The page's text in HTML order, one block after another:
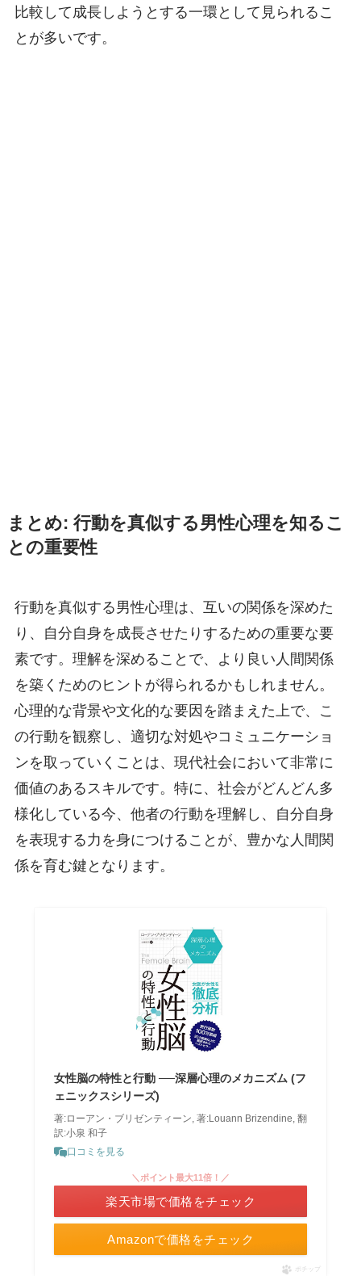
比較して成長しようとする一環として見られるこ
とが多いです。
まとめ: 行動を真似する男性心理を知るこ
との重要性
行動を真似する男性心理は、互いの関係を深めた
り、自分自身を成長させたりするための重要な要
素です。理解を深めることで、より良い人間関係
を築くためのヒントが得られるかもしれません。
心理的な背景や文化的な要因を踏まえた上で、こ
の行動を観察し、適切な対処やコミュニケーショ
ンを取っていくことは、現代社会において非常に
価値のあるスキルです。特に、社会がどんどん多
様化している今、他者の行動を理解し、自分自身
を表現する力を身につけることが、豊かな人間関
係を育む鍵となります。
女性脳の特性と行動 ──深層心理のメカニズム (フ
ェニックスシリーズ)
著:ローアン・ブリゼンティーン, 著:Louann Brizendine, 翻
訳:小泉 和子
口コミを見る
Amazonで価格をチェック
＼ポイント最大11倍！／
楽天市場で価格をチェック
ポチップ